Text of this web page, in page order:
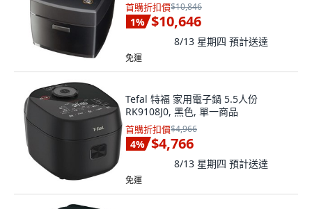
首購折扣價$10,846
1% $10,646
8/13 星期四 預計送達
免運
Tefal 特福 家用電子鍋 5.5人份
RK9108J0, 黑色, 單一商品
首購折扣價$4,966
4% $4,766
8/13 星期四 預計送達
免運